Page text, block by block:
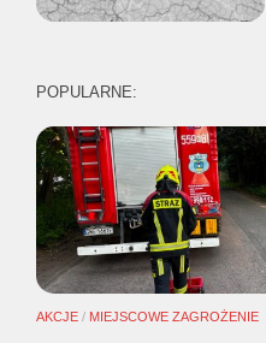
POPULARNE:
AKCJE / MIEJSCOWE ZAGROŻENIE